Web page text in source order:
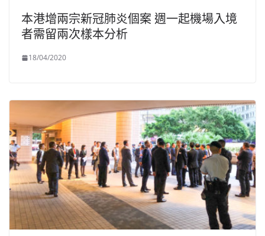
本港增兩宗新冠肺炎個案 週一起機場入境
者需留兩次樣本分析
18/04/2020